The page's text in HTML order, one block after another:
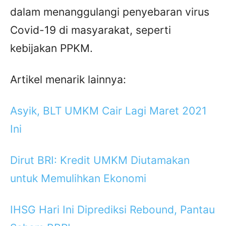
dalam menanggulangi penyebaran virus
Covid-19 di masyarakat, seperti
kebijakan PPKM.
Artikel menarik lainnya:
Asyik, BLT UMKM Cair Lagi Maret 2021
Ini
Dirut BRI: Kredit UMKM Diutamakan
untuk Memulihkan Ekonomi
IHSG Hari Ini Diprediksi Rebound, Pantau